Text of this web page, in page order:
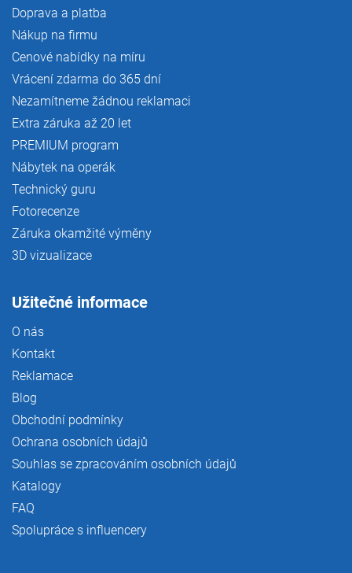
Doprava a platba
Nákup na firmu
Cenové nabídky na míru
Vrácení zdarma do 365 dní
Nezamítneme žádnou reklamaci
Extra záruka až 20 let
PREMIUM program
Nábytek na operák
Technický guru
Fotorecenze
Záruka okamžité výměny
3D vizualizace
Užitečné informace
O nás
Kontakt
Reklamace
Blog
Obchodní podmínky
Ochrana osobních údajů
Souhlas se zpracováním osobních údajů
Katalogy
FAQ
Spolupráce s influencery